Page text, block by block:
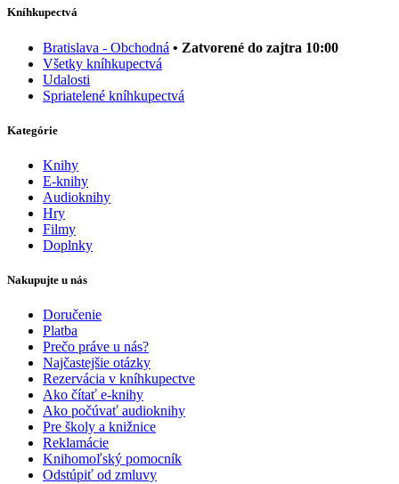
Kníhkupectvá
Bratislava - Obchodná • Zatvorené do zajtra 10:00
Všetky kníhkupectvá
Udalosti
Spriatelené kníhkupectvá
Kategórie
Knihy
E-knihy
Audioknihy
Hry
Filmy
Doplnky
Nakupujte u nás
Doručenie
Platba
Prečo práve u nás?
Najčastejšie otázky
Rezervácia v kníhkupectve
Ako čítať e-knihy
Ako počúvať audioknihy
Pre školy a knižnice
Reklamácie
Knihomoľský pomocník
Odstúpiť od zmluvy